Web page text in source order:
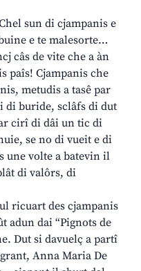
sun di cjampanis e
e te malesorte…
câs de vite che a àn
paîs! Cjampanis che
metudis a tasê par
di buride, sclâfs di dut
cirî di dâi un tic di
se no di vueit e di
une volte a batevin il
di valôrs, di
ricuart des cjampanis
adun dai “Pignots de
Dut si davuelç a partî
Anna Maria De